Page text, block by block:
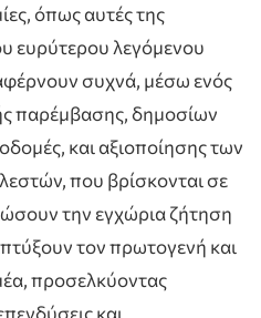
όπως αυτές της
ευρύτερου λεγόμενου
συχνά, μέσω ενός
παρέμβασης, δημοσίων
και αξιοποίησης των
που βρίσκονται σε
την εγχώρια ζήτηση
τον πρωτογενή και
προσελκύοντας
και